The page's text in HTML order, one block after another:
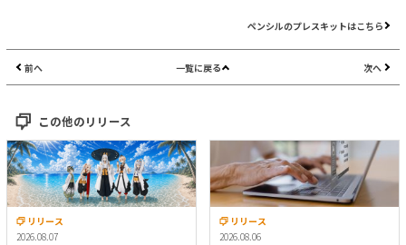
ペンシルのプレスキットはこちら
前へ 一覧に戻る 次へ
この他のリリース
リリース
2026.08.07
リリース
2026.08.06